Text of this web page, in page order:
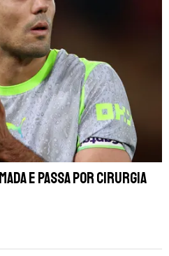
e passa por cirurgia